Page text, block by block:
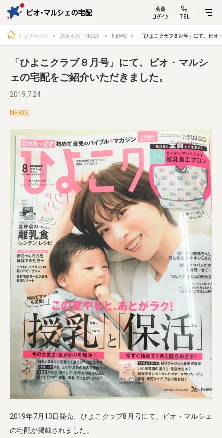
ビオ・マルシェ
宅配サービス紹介 有機野菜の お試しセッ
入
よくある質問 オーガニックって何
お届け情報 生産者・製造者
取扱店 ビオママクラブ
お問い合わせ 放射性物質への対応
会社概要 採用情報
業務用卸 SDGsへの取り組み
トップページ 読みもの・NEWS NEWS 「ひよこクラブ８月号」にて、ビ
「ひよこクラブ８月号」にて、ビオ・マルシ
ェの宅配をご紹介いただきました。
2019.7.24
NEWS
2019年7月13日発売、ひよこクラブ8月号にて、ビオ・マルシェ
の宅配が掲載されました。